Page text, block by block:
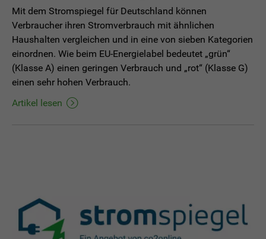
Mit dem Stromspiegel für Deutschland können
Verbraucher ihren Stromverbrauch mit ähnlichen
Haushalten vergleichen und in eine von sieben Kategorien
einordnen. Wie beim EU-Energielabel bedeutet „grün“
(Klasse A) einen geringen Verbrauch und „rot“ (Klasse G)
einen sehr hohen Verbrauch.
Artikel lesen